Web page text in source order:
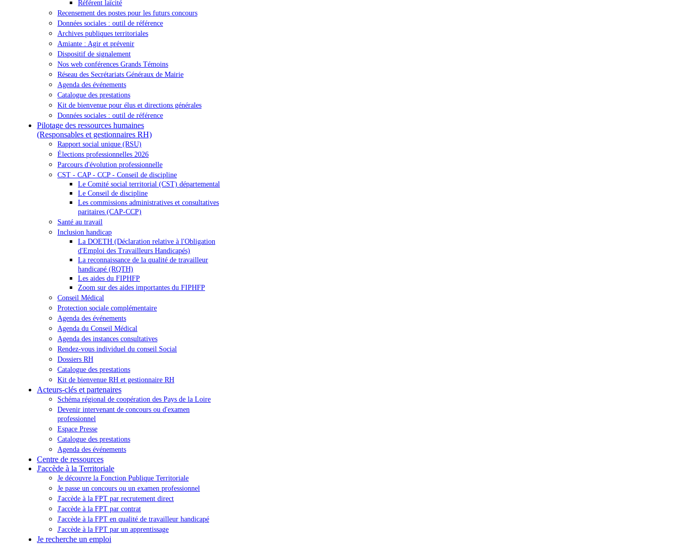
Référent laïcité
Recensement des postes pour les futurs concours
Données sociales : outil de référence
Archives publiques territoriales
Amiante : Agir et prévenir
Dispositif de signalement
Nos web conférences Grands Témoins
Réseau des Secrétariats Généraux de Mairie
Agenda des événements
Catalogue des prestations
Kit de bienvenue pour élus et directions générales
Données sociales : outil de référence
Pilotage des ressources humaines
(Responsables et gestionnaires RH)
Rapport social unique (RSU)
Élections professionnelles 2026
Parcours d'évolution professionnelle
CST - CAP - CCP - Conseil de discipline
Le Comité social territorial (CST) départemental
Le Conseil de discipline
Les commissions administratives et consultatives
paritaires (CAP-CCP)
Santé au travail
Inclusion handicap
La DOETH (Déclaration relative à l'Obligation
d'Emploi des Travailleurs Handicapés)
La reconnaissance de la qualité de travailleur
handicapé (RQTH)
Les aides du FIPHFP
Zoom sur des aides importantes du FIPHFP
Conseil Médical
Protection sociale complémentaire
Agenda des événements
Agenda du Conseil Médical
Agenda des instances consultatives
Rendez-vous individuel du conseil Social
Dossiers RH
Catalogue des prestations
Kit de bienvenue RH et gestionnaire RH
Acteurs-clés et partenaires
Schéma régional de coopération des Pays de la Loire
Devenir intervenant de concours ou d'examen
professionnel
Espace Presse
Catalogue des prestations
Agenda des événements
Centre de ressources
J'accède à la Territoriale
Je découvre la Fonction Publique Territoriale
Je passe un concours ou un examen professionnel
J'accède à la FPT par recrutement direct
J'accède à la FPT par contrat
J'accède à la FPT en qualité de travailleur handicapé
J'accède à la FPT par un apprentissage
Je recherche un emploi